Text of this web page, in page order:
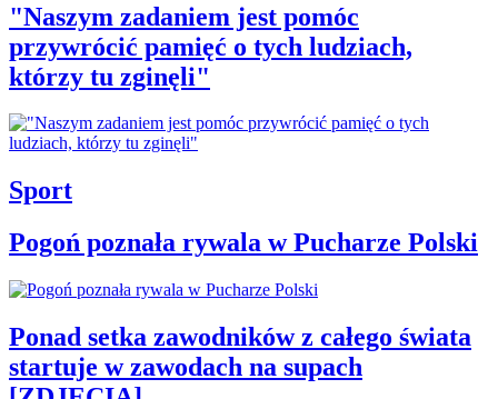
"Naszym zadaniem jest pomóc
przywrócić pamięć o tych ludziach,
którzy tu zginęli"
Sport
Pogoń poznała rywala w Pucharze Polski
Ponad setka zawodników z całego świata
startuje w zawodach na supach